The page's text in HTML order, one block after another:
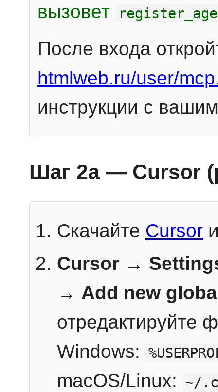
вызовет
После входа
htmlweb.ru/user/
инструкции с
Шаг 2a — Cursor
Скачайте Cursor
Cursor →
→ Add new
отредактируйте
Windows:
macOS/Linux: ~/